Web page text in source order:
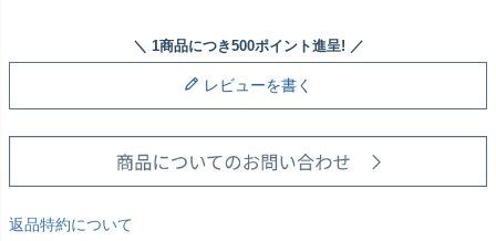
レビューを書く
返品特約について